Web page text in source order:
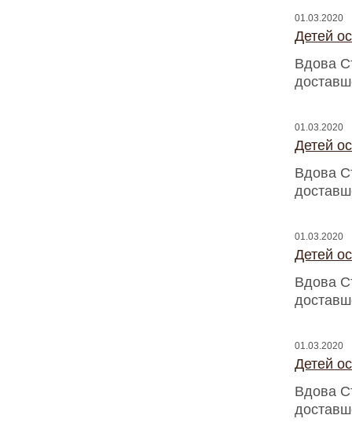
01.03.2020
Детей
Вдова
01.03.2020
Детей
Вдова
01.03.2020
Детей
Вдова
01.03.2020
Детей
Вдова